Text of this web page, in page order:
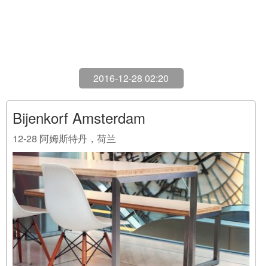
2016-12-28 02:20
Bijenkorf Amsterdam
12-28 阿姆斯特丹，荷兰